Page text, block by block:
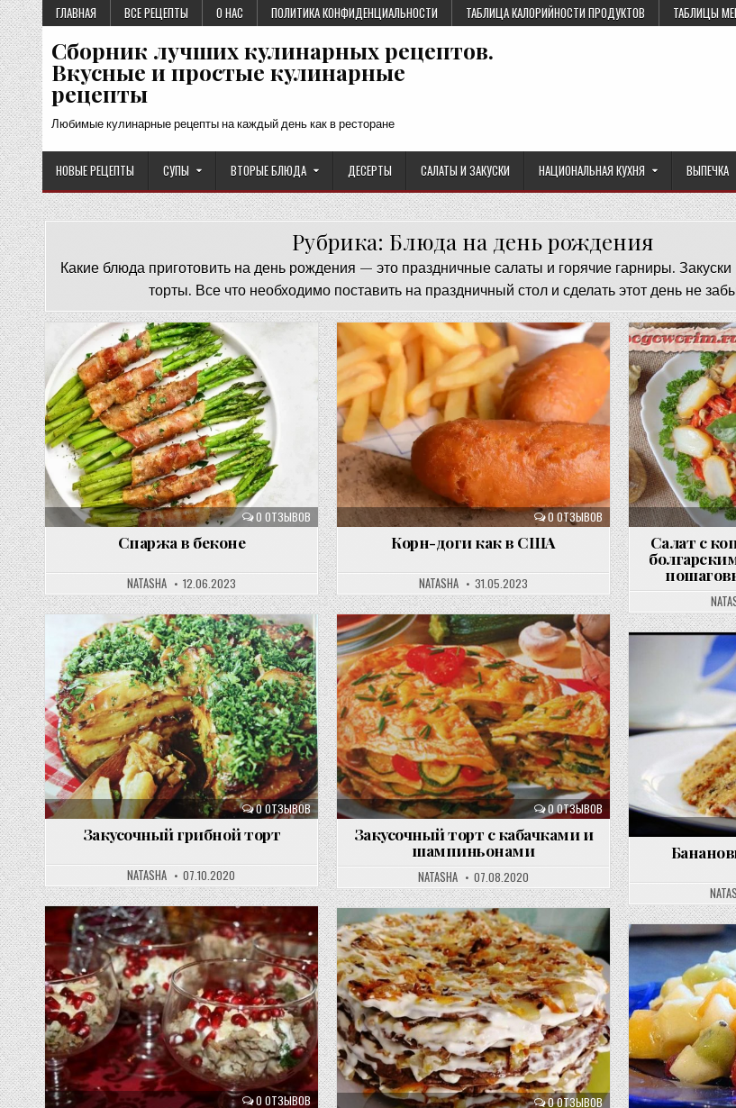
Перейти
к
содержимому
ГЛАВНАЯ ВСЕ РЕЦЕПТЫ О НАС ПОЛИТИКА КОНФИДЕНЦИАЛЬНОСТИ ТАБЛИЦА КАЛОРИЙНОСТИ ПРОДУКТОВ ТАБЛИЦЫ
Сборник лучших кулинарных рецептов.
Вкусные и простые кулинарные
рецепты
Любимые кулинарные рецепты на каждый день как в ресторане
НОВЫЕ РЕЦЕПТЫ СУПЫ ВТОРЫЕ БЛЮДА ДЕСЕРТЫ САЛАТЫ И ЗАКУСКИ НАЦИОНАЛЬНАЯ КУХНЯ ВЫПЕЧКА
Рубрика: Блюда на день рождения
Какие блюда приготовить на день рождения — это праздничные салаты и горячие гарниры.
торты. Все что необходимо поставить на праздничный стол и сделать этот день не
0 ОТЗЫВОВ
Спаржа в беконе
NATASHA 12.06.2023
0 ОТЗЫВОВ
Корн-доги как в США
NATASHA 31.05.2023
Салат с
0 ОТЗЫВОВ
Закусочный грибной торт
NATASHA 07.10.2020
0 ОТЗЫВОВ
Закусочный торт с кабачками и
шампиньонами
NATASHA 07.08.2020
0 ОТЗЫВОВ 0 ОТЗЫВОВ